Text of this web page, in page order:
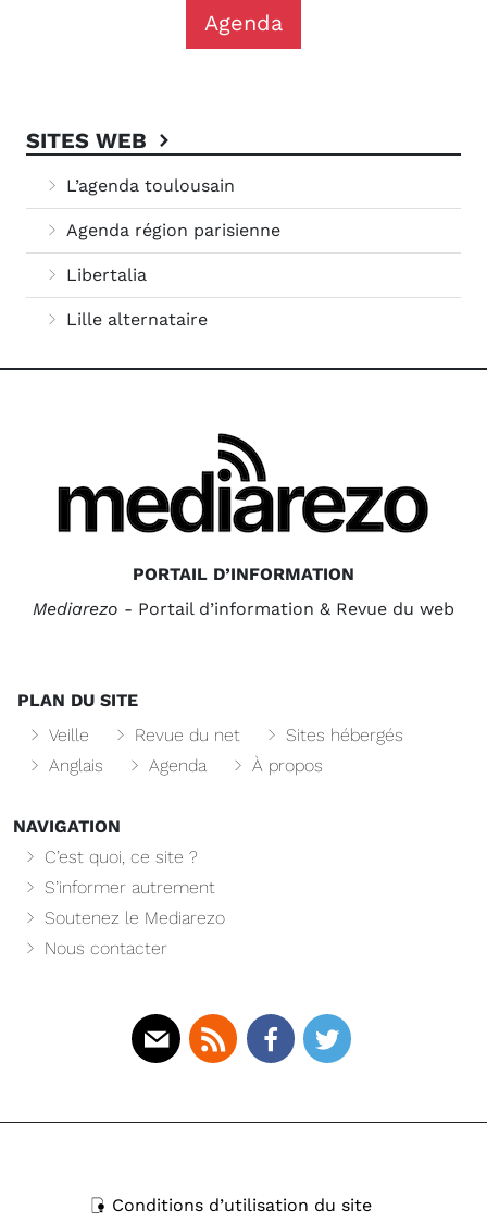
Agenda
SITES WEB
L’agenda toulousain
Agenda région parisienne
Libertalia
Lille alternataire
PORTAIL D’INFORMATION
Mediarezo - Portail d’information & Revue du web
PLAN DU SITE
Veille
Revue du net
Sites hébergés
Anglais
Agenda À propos
NAVIGATION
C’est quoi, ce site ?
S’informer autrement
Soutenez le Mediarezo
Nous contacter
Conditions d’utilisation du site